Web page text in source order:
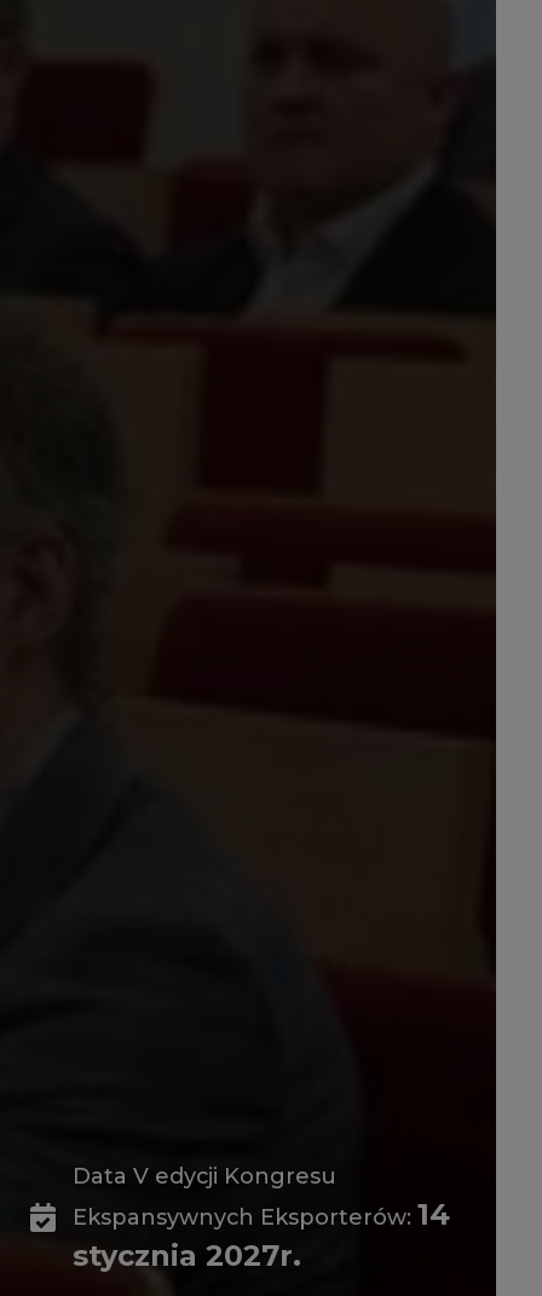
Data V edycji Kongresu
Ekspansywnych Eksporterów: 14
stycznia 2027r.